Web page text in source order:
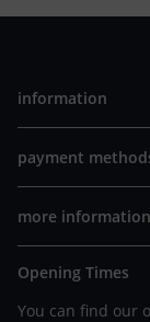
information
payment
more information
Opening Times
You can find our